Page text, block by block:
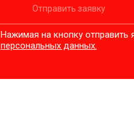
Отправить заявку
Нажимая на кнопку отправить
персональных данных.